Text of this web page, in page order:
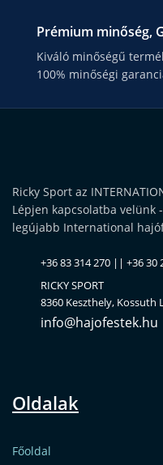
Prémium minőség,
Kiváló minőségű
100% minőségi
Ricky Sport az
Lépjen kapcsolatba velünk
legújabb International
+36 83 314 270 || +36 30
RICKY SPORT
8360 Keszthely, Kossuth
info@hajofestek.hu
Oldalak
Főoldal